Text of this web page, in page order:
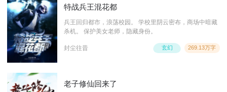
特战兵王混花都
兵王回归都市，浪荡校园。 学校里阴云密布，商场中暗藏
杀机。 保护美女老师，隐藏身份。
封尘往昔 269.13万字
玄幻
老子修仙回来了